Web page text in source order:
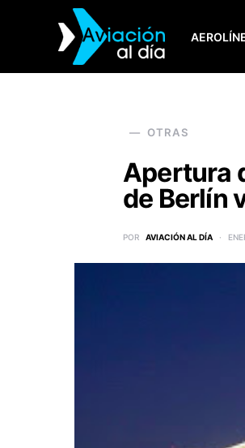
SEARCH FOR:
OTRAS
Apertura
de Berlín
POR AVIACIÓN AL DÍA